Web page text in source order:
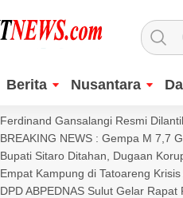
Berita Nusantara
Ferdinand Gansalangi Resmi
BREAKING NEWS : Gempa M 7,7
Bupati Sitaro Ditahan, Dugaan
Empat Kampung di Tatoareng
DPD ABPEDNAS Sulut Gelar